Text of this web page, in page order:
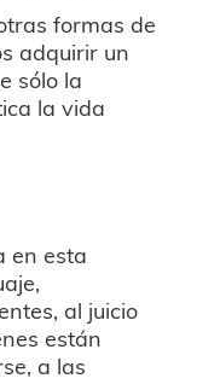
formas de
adquirir un
sólo la
la vida
en esta
al juicio
están
a las